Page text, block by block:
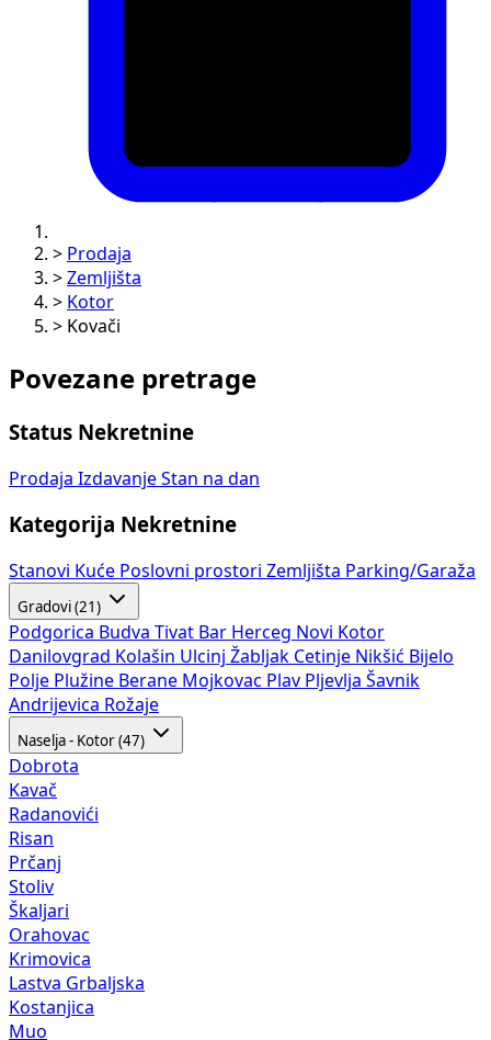
> Prodaja
> Zemljišta
> Kotor
> Kovači
Povezane pretrage
Status Nekretnine
Prodaja Izdavanje Stan na dan
Kategorija Nekretnine
Stanovi Kuće Poslovni prostori Zemljišta Parking/Garaža
Gradovi (21)
Podgorica Budva Tivat Bar Herceg Novi Kotor
Danilovgrad Kolašin Ulcinj Žabljak Cetinje Nikšić Bijelo
Polje Plužine Berane Mojkovac Plav Pljevlja Šavnik
Andrijevica Rožaje
Naselja - Kotor (47)
Dobrota
Kavač
Radanovići
Risan
Prčanj
Stoliv
Škaljari
Orahovac
Krimovica
Lastva Grbaljska
Kostanjica
Muo